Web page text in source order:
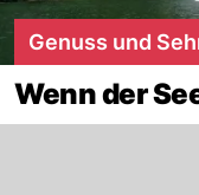
Genuss und
Wenn der